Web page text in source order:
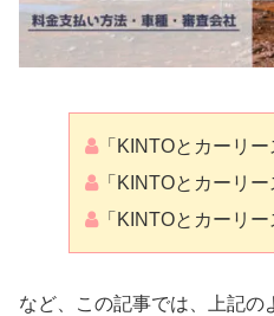
「KINTOとカーリー
「KINTOとカーリー
「KINTOとカーリー
など、この記事では、上記の